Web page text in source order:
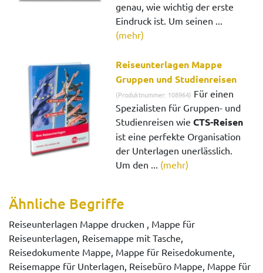
genau, wie wichtig der erste
Eindruck ist. Um seinen ...
(mehr)
Reiseunterlagen Mappe
Gruppen und Studienreisen
(Produktnummer: 108964) Für einen
Spezialisten für Gruppen- und
Studienreisen wieCTS-Reisen
ist eine perfekte Organisation
der Unterlagen unerlässlich.
Um den ... (mehr)
Ähnliche Begriffe
Reiseunterlagen Mappe drucken , Mappe für
Reiseunterlagen, Reisemappe mit Tasche,
Reisedokumente Mappe, Mappe für Reisedokumente,
Reisemappe für Unterlagen, Reisebüro Mappe, Mappe für